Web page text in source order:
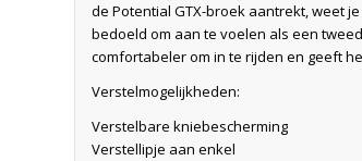
de Potential GTX-broek aantrekt, weet
bedoeld om aan te voelen als een
comfortabeler om in te rijden en geeft
Verstelmogelijkheden:
Verstelbare kniebescherming
Verstellipje aan enkel